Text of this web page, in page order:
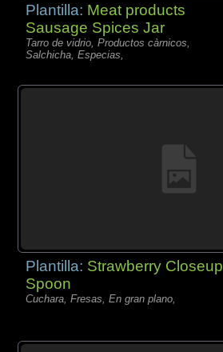
Plantilla: Meat products
Sausage Spices Jar
Tarro de vidrio, Productos càrnicos,
Salchicha, Especias,
Plantilla: Strawberry Closeup
Spoon
Cuchara, Fresas, En gran plano,